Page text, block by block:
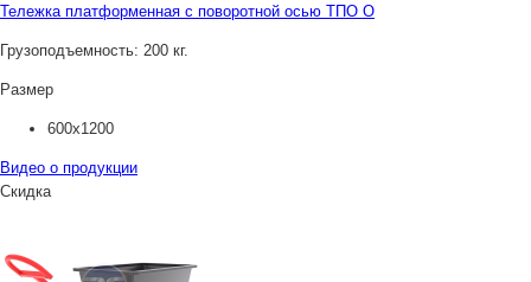
Тележка платформенная с поворотной осью ТПО О
Грузоподъемность: 200 кг.
Размер
600х1200
Видео о продукции
Скидка